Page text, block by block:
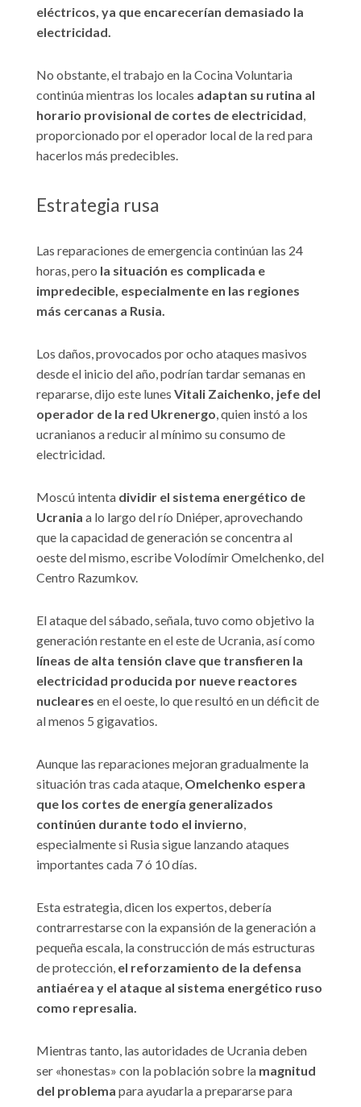
eléctricos, ya que encarecerían demasiado la
electricidad.
No obstante, el trabajo en la Cocina Voluntaria
continúa mientras los locales adaptan su rutina al
horario provisional de cortes de electricidad
proporcionado por el operador local de la red para
hacerlos más predecibles.
Estrategia rusa
Las reparaciones de emergencia continúan las 24
horas, pero la situación es complicada e
impredecible, especialmente en las regiones
más cercanas a Rusia.
Los daños, provocados por ocho ataques masivos
desde el inicio del año, podrían tardar semanas en
repararse, dijo este lunes Vitali Zaichenko, jefe del
operador de la red Ukrenergo , quien instó a los
ucranianos a reducir al mínimo su consumo de
electricidad.
Moscú intenta dividir el sistema energético de
Ucrania a lo largo del río Dniéper, aprovechando
que la capacidad de generación se concentra al
oeste del mismo, escribe Volodímir Omelchenko, del
Centro Razumkov.
El ataque del sábado, señala, tuvo como objetivo la
generación restante en el este de Ucrania, así como
líneas de alta tensión clave que transfieren la
electricidad producida por nueve reactores
nucleares en el oeste, lo que resultó en un déficit de
al menos 5 gigavatios.
Aunque las reparaciones mejoran gradualmente la
situación tras cada ataque, Omelchenko espera
que los cortes de energía generalizados
continúen durante todo el invierno
especialmente si Rusia sigue lanzando ataques
importantes cada 7 ó 10 días.
Esta estrategia, dicen los expertos, debería
contrarrestarse con la expansión de la generación a
pequeña escala, la construcción de más estructuras
de protección, el reforzamiento de la defensa
antiaérea y el ataque al sistema energético ruso
como represalia.
Mientras tanto, las autoridades de Ucrania deben
ser «honestas» con la población sobre la magnitud
del problema para ayudarla a prepararse para